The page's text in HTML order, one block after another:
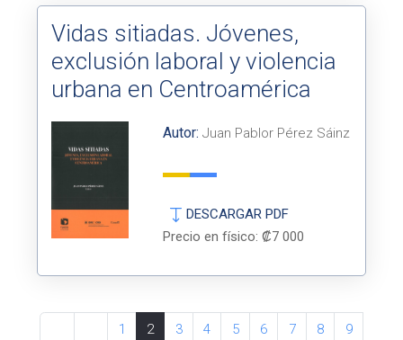
Vidas sitiadas. Jóvenes,
exclusión laboral y violencia
urbana en Centroamérica
Autor: Juan Pablor Pérez Sáinz
DESCARGAR PDF
Precio en físico: ₡7 000
1 2 3 4 5 6 7 8 9